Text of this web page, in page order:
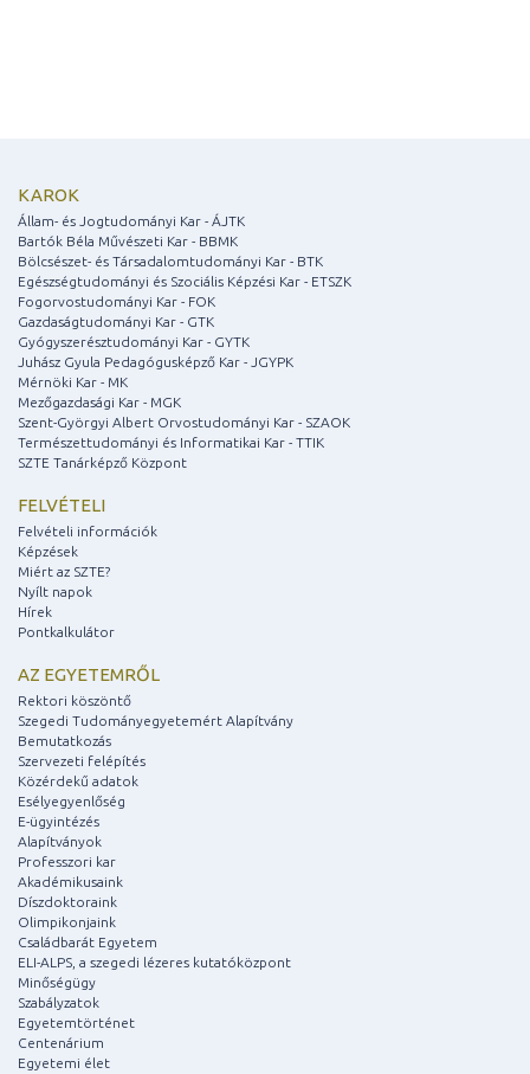
KAROK
Állam- és Jogtudományi Kar - ÁJTK
Bartók Béla Művészeti Kar - BBMK
Bölcsészet- és Társadalomtudományi Kar - BTK
Egészségtudományi és Szociális Képzési Kar - ETSZK
Fogorvostudományi Kar - FOK
Gazdaságtudományi Kar - GTK
Gyógyszerésztudományi Kar - GYTK
Juhász Gyula Pedagógusképző Kar - JGYPK
Mérnöki Kar - MK
Mezőgazdasági Kar - MGK
Szent-Györgyi Albert Orvostudományi Kar - SZAOK
Természettudományi és Informatikai Kar - TTIK
SZTE Tanárképző Központ
FELVÉTELI
Felvételi információk
Képzések
Miért az SZTE?
Nyílt napok
Hírek
Pontkalkulátor
AZ EGYETEMRŐL
Rektori köszöntő
Szegedi Tudományegyetemért Alapítvány
Bemutatkozás
Szervezeti felépítés
Közérdekű adatok
Esélyegyenlőség
E-ügyintézés
Alapítványok
Professzori kar
Akadémikusaink
Díszdoktoraink
Olimpikonjaink
Családbarát Egyetem
ELI-ALPS, a szegedi lézeres kutatóközpont
Minőségügy
Szabályzatok
Egyetemtörténet
Centenárium
Egyetemi élet